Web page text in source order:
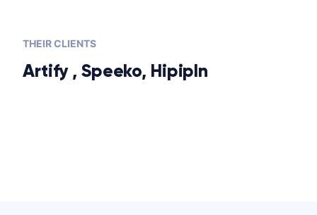
THEIR CLIENTS
Artify , Speeko, HipipIn